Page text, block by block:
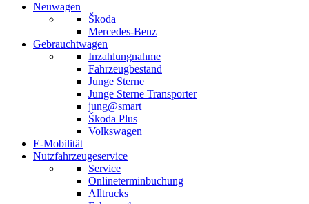
Neuwagen
Škoda
Mercedes-Benz
Gebrauchtwagen
Inzahlungnahme
Fahrzeugbestand
Junge Sterne
Junge Sterne Transporter
jung@smart
Škoda Plus
Volkswagen
E-Mobilität
Nutzfahrzeugeservice
Service
Onlineterminbuchung
Alltrucks